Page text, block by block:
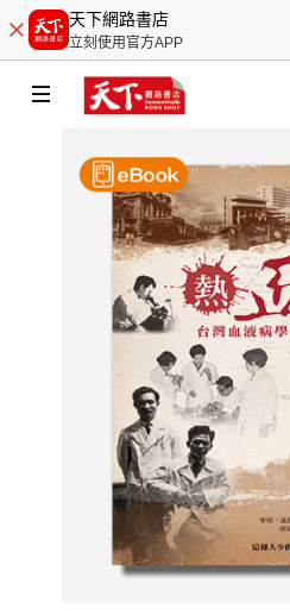
天下網路書店
立刻使用官方APP